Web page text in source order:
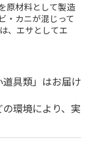
原材料として製造
・カニが混じって
、エサとしてエ
具類」はお届け
環境により、実